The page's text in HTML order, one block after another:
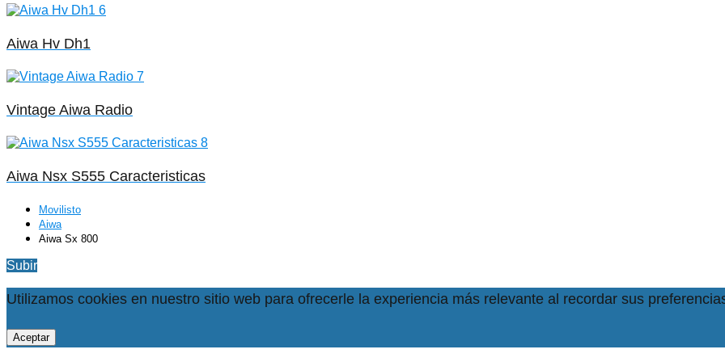
Aiwa Hv Dh1
Vintage Aiwa Radio
Aiwa Nsx S555 Caracteristicas
Movilisto
Aiwa
Aiwa Sx 800
Subir
Utilizamos cookies en nuestro sitio web para ofrecerle la experiencia más relevante al recordar sus
Aceptar